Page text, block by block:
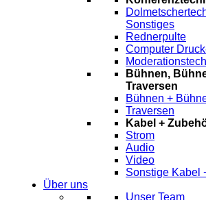
Sonstiges
Rednerpulte
Computer
Bühnen,
Traversen
Bühnen +
Traversen
Kabel +
Strom
Audio
Video
Sonstige Kabel
Über uns
Unser Team